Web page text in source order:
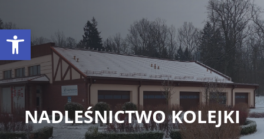
NADLEŚNICTWO KOLEJKI
Otwórz pasek narzędzi